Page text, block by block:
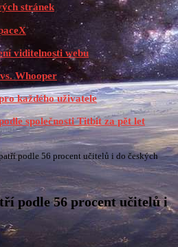
stránek
viditelnosti webu
Whooper
každého uživatele
společnosti Titbit za pět let
podle 56 procent učitelů i do českých
podle 56 procent učitelů i